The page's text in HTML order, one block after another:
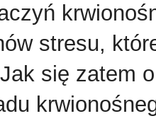
stresu,
się zatem